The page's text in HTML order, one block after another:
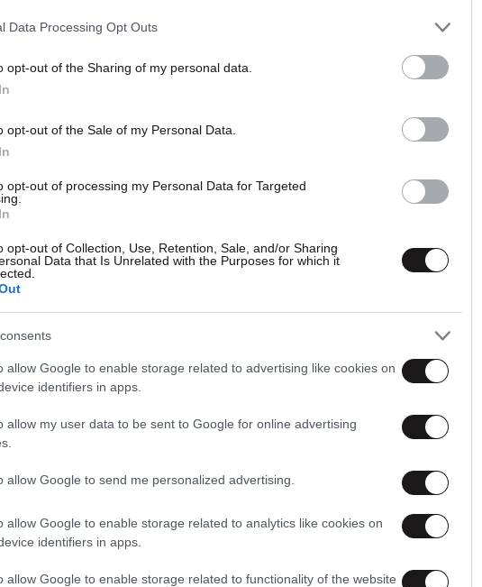
Data Processing Opt Outs
opt-out of the Sharing of my personal data.
opt-out of the Sale of my Personal Data.
opt-out of processing my Personal Data for Targeted
opt-out of Collection, Use, Retention, Sale, and/or Sharing
Data that Is Unrelated with the Purposes for which it
allow Google to enable storage related to advertising like cookies on
identifiers in apps.
allow my user data to be sent to Google for online advertising
allow Google to send me personalized advertising.
allow Google to enable storage related to analytics like cookies on
identifiers in apps.
allow Google to enable storage related to functionality of the website
του οποίου πρόεδρος είναι ο Τραμπ, είχε
«The Donald J. Trump and The John F.
Arts» τον Δεκέμβριο. Οι εργασίες
Τραμπ στο κτίριο ξεκίνησαν την επόμενη
και το ΑΠΕ-ΜΠΕ.
ως μνημείο προς τιμήν του δολοφονηθέντος